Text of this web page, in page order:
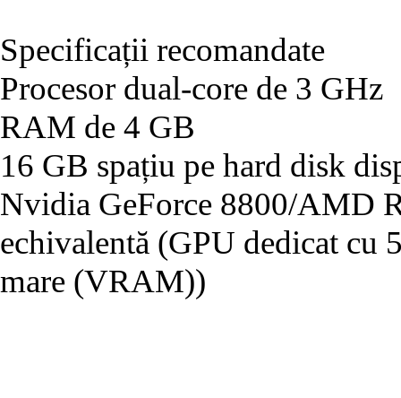
Specificații recomandate
Procesor dual-core de 3 GHz
RAM de 4 GB
16 GB spațiu pe hard disk
Nvidia GeForce 8800/AMD
echivalentă (GPU dedicat cu
mare (VRAM))